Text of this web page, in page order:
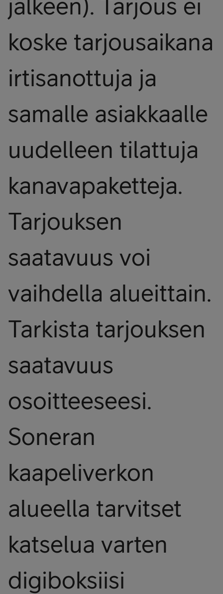
koske tarjousaikana
irtisanottuja ja
samalle asiakkaalle
uudelleen tilattuja
kanavapaketteja.
Tarjouksen
saatavuus voi
vaihdella alueittain.
Tarkista tarjouksen
saatavuus
osoitteeseesi.
Soneran
kaapeliverkon
alueella tarvitset
katselua varten
digiboksiisi